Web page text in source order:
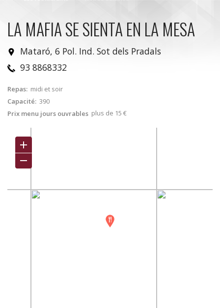
LA MAFIA SE SIENTA EN LA MESA
Mataró, 6 Pol. Ind. Sot dels Pradals
93 8868332
Repas: midi et soir
Capacité: 390
Prix menu jours ouvrables plus de 15 €